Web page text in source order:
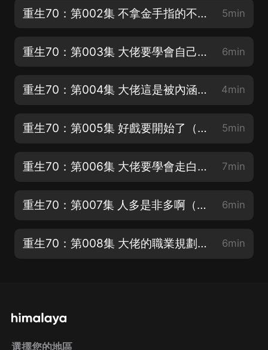
重生70：第002集 不拿金手指的不是好大佬（❤期待您的收藏分享＋點讚評論哦，謝謝） 5min
重生70：第003集 大佬要學會自己打臉（❤期待您的收藏分享＋點讚評論哦，謝謝） 6min
重生70：第004集 大佬這是被內涵了（關注主播不迷路哦） 4min
重生70：第005集 好戲要開始了（關注主播不迷路哦） 5min
重生70：第006集 大佬要學會走白蓮的路（❤收藏更新搶先聽，感謝您的支持） 7min
重生70：第007集 人多是非多啊（❤收藏更新搶先聽，感謝您的支持）3 6min
重生70：第008集 大佬的職業規劃（關注主播不迷路哦） 6min
選擇您的地區